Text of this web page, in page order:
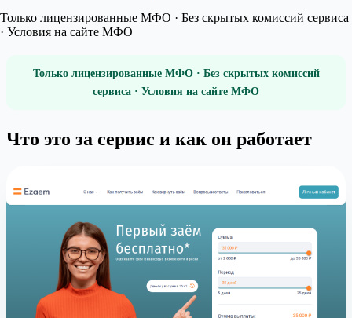
Только лицензированные МФО · Без скрытых комиссий сервиса
· Условия на сайте МФО
Только лицензированные МФО · Без скрытых комиссий
сервиса · Условия на сайте МФО
Что это за сервис и как он работает